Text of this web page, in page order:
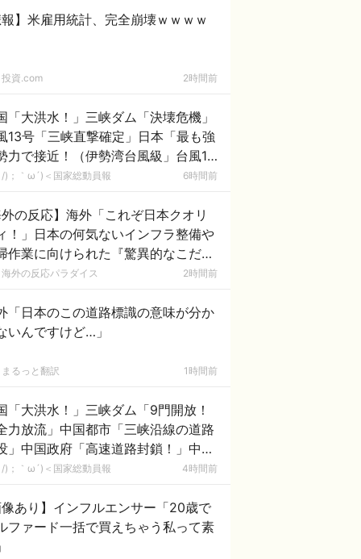
】米雇用統計、完全崩壊ｗｗｗｗ
投資.com 2時間前
「大洪水！」三峡ダム「決壊危機」
13号「三峡直撃確定」日本「最も強
力で接近！（伊勢湾台風級」台風13
15号「中国本土でぶつかり合う（前
/)；｀ω´)＜国家総動員報 6時間前
の反応】海外「これぞ日本クオリ
！」日本の何気ないインフラ整備や
作業に向けられた『驚異的なこだわ
規律』に外国人が超感動！
海外の反応パラダイス 2時間前
「日本のこの道路標識の意味が分か
いんですけど…」
まるっと翻訳 1時間前
「大洪水！」三峡ダム「9門開放！
力放流」中国都市「三峡沿線の道路
」中国政府「高速道路封鎖！」中国
「緊急放流に合わせて開門（土砂崩
/)；｀ω´)＜国家総動員報 4時間前
あり】インフルエンサー「20歳で
ファード一括で買えちゃう私って素